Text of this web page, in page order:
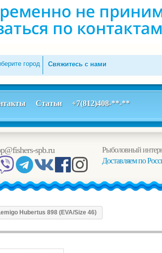
Свяжитесь с нами
город
Статьи +7(812)408-**-**
Рыболовный
Доставляем по
spb.ru
Hubertus 898 (EVA/Size 46)